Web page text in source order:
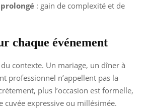
: gain de complexité et de
chaque événement
contexte. Un mariage, un dîner à
professionnel n’appellent pas la
plus l’occasion est formelle,
cuvée expressive ou millésimée.